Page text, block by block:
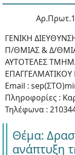
ΓΕΝΙΚΗ
Π/ΘΜΙΑΣ & Δ/
ΑΥΤΟΤΕΛΕΣ
Email :
Πληροφορίες :
Τηλέφωνα :
Θέμα:
ανάπτυξη